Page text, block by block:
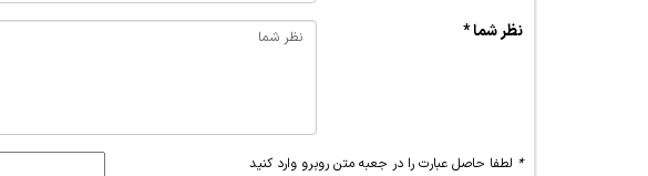
نظر شما *
* لطفا حاصل عبارت را در جعبه متن روبرو وارد کنید